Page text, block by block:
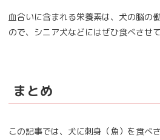
血合いに含まれる栄養素は、犬の脳の
ので、シニア犬などにはぜひ食べさせ
まとめ
この記事では、犬に刺身（魚）を食べ